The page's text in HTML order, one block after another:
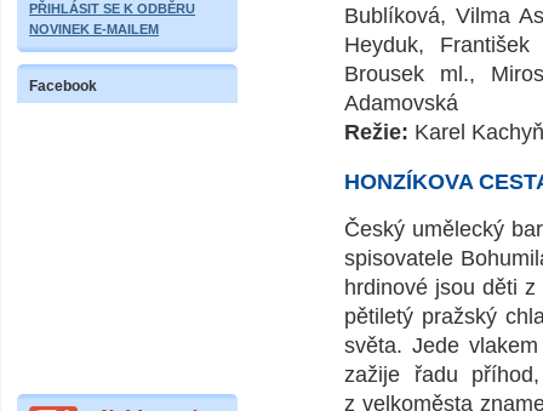
PŘIHLÁSIT SE K ODBĚRU
NOVINEK E-MAILEM
Facebook
Bublíková, Vilma
Heyduk,
Brousek ml.,
Adamovská
Režie: Karel
HONZÍKOVA
Český umělecký
spisovatele
hrdinové jsou děti
pětiletý pražský
světa. Jede
zažije řadu
z velkoměsta